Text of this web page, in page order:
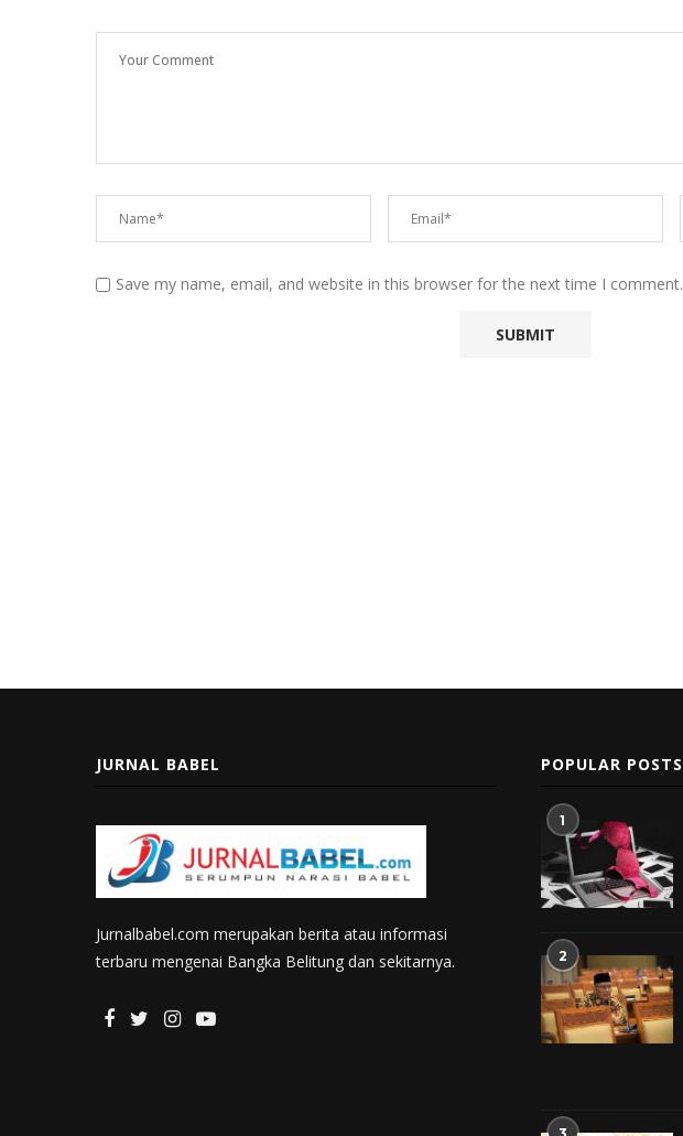
Save my name, email, and website in this browser for the next time I comment.
JURNAL BABEL
Jurnalbabel.com merupakan berita atau informasi
terbaru mengenai Bangka Belitung dan sekitarnya.
POPULAR POSTS
1
2